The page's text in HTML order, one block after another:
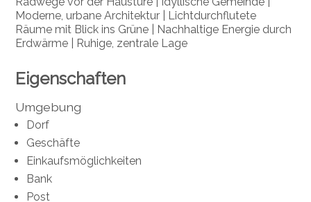
Moderne, urbane Architektur | Lichtdurchflutete
Räume mit Blick ins Grüne | Nachhaltige Energie durch
Erdwärme | Ruhige, zentrale Lage
Eigenschaften
Umgebung
Dorf
Geschäfte
Einkaufsmöglichkeiten
Bank
Post